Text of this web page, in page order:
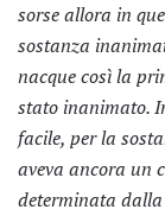
sorse allora in
sostanza
nacque così la
stato inanimato.
facile, per la
aveva ancora un
determinata